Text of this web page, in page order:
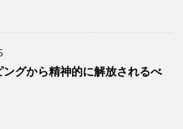
ングから精神的に解放されるべ